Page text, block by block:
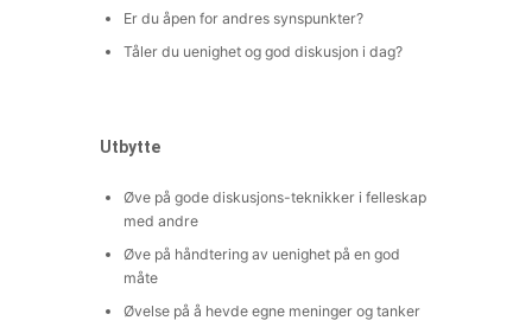
Er du åpen for andres synspunkter?
Tåler du uenighet og god diskusjon i dag?
Utbytte
Øve på gode diskusjons-teknikker i felleskap
med andre
Øve på håndtering av uenighet på en god
måte
Øvelse på å hevde egne meninger og tanker